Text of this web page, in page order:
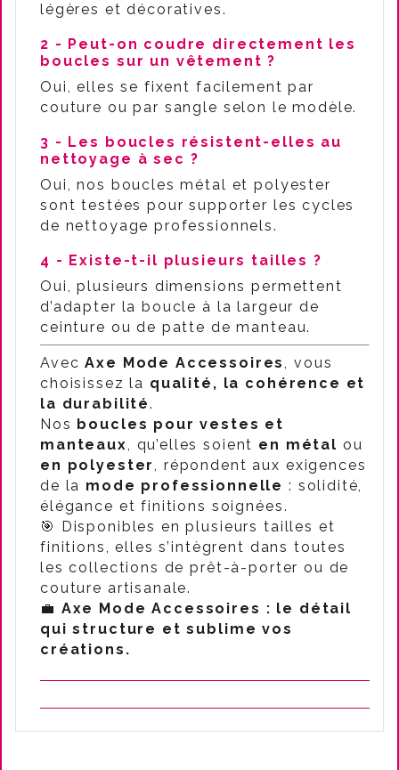
légères et décoratives.
2 - Peut-on coudre directement les
boucles sur un vêtement ?
Oui, elles se fixent facilement par
couture ou par sangle selon le modèle.
3 - Les boucles résistent-elles au
nettoyage à sec ?
Oui, nos boucles métal et polyester
sont testées pour supporter les cycles
de nettoyage professionnels.
4 - Existe-t-il plusieurs tailles ?
Oui, plusieurs dimensions permettent
d’adapter la boucle à la largeur de
ceinture ou de patte de manteau.
AvecAxe Mode Accessoires, vous
choisissez la qualité, la cohérence et
la durabilité.
Nos boucles pour vestes et
manteaux, qu’elles soient en métal ou
en polyester, répondent aux exigences
de la mode professionnelle : solidité,
élégance et finitions soignées.
🎯 Disponibles en plusieurs tailles et
finitions, elles s’intègrent dans toutes
les collections de prêt-à-porter ou de
couture artisanale.
💼 Axe Mode Accessoires : le détail
qui structure et sublime vos
créations.